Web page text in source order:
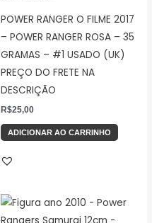
POWER RANGER O FILME 2017
– POWER RANGER ROSA – 35
GRAMAS – #1 USADO (UK)
PREÇO DO FRETE NA
DESCRIÇÃO
R$25,00
ADICIONAR AO CARRINHO